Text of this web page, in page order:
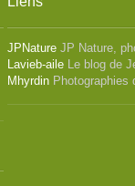
JPNatureJP Nature,
Lavieb-aileLe blog de
MhyrdinPhotographies